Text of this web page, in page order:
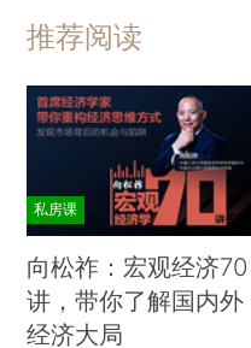
推荐阅读
私房课
向松祚：宏观经济70
讲，带你了解国内外
经济大局